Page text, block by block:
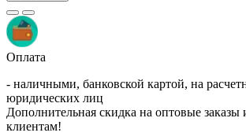
Оплата
- наличными, банковской картой, на
юридических лиц
Дополнительная скидка на оптовые
клиентам!